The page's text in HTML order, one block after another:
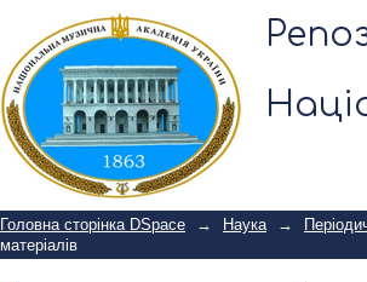
Формування
опрацювання музики
Головна сторінка DSpace → Наука →
матеріалів